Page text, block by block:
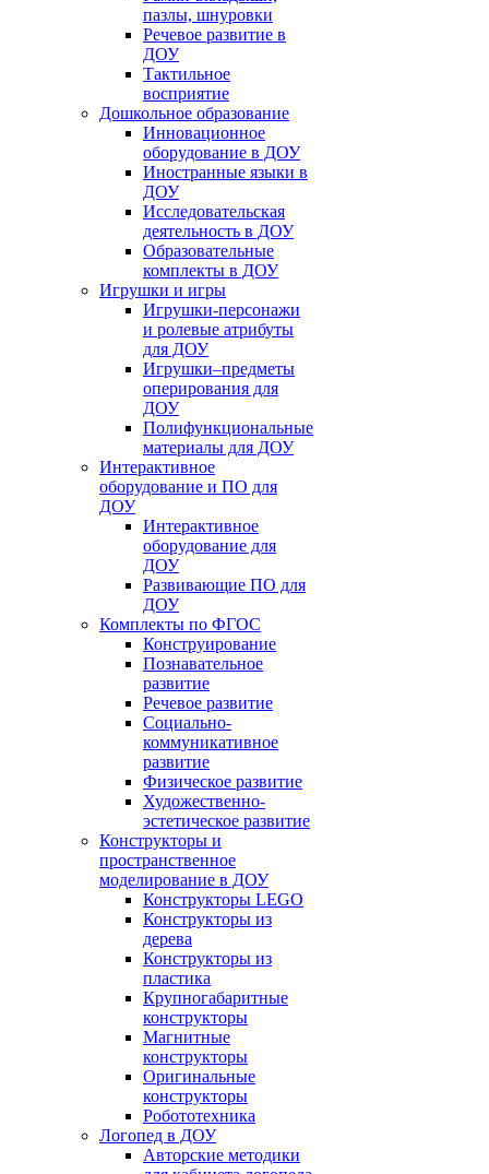
пазлы, шнуровки
Речевое развитие в
ДОУ
Тактильное
восприятие
Дошкольное образование
Инновационное
оборудование в ДОУ
Иностранные языки в
ДОУ
Исследовательская
деятельность в ДОУ
Образовательные
комплекты в ДОУ
Игрушки и игры
Игрушки-персонажи
и ролевые атрибуты
для ДОУ
Игрушки–предметы
оперирования для
ДОУ
Полифункциональные
материалы для ДОУ
Интерактивное
оборудование и ПО для
ДОУ
Интерактивное
оборудование для
ДОУ
Развивающие ПО для
ДОУ
Комплекты по ФГОС
Конструирование
Познавательное
развитие
Речевое развитие
Социально-
коммуникативное
развитие
Физическое развитие
Художественно-
эстетическое развитие
Конструкторы и
пространственное
моделирование в ДОУ
Конструкторы LEGO
Конструкторы из
дерева
Конструкторы из
пластика
Крупногабаритные
конструкторы
Магнитные
конструкторы
Оригинальные
конструкторы
Робототехника
Логопед в ДОУ
Авторские методики